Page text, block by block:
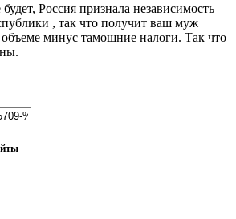
Россия признала независимость
, так что получит ваш муж
минус тамошние налоги. Так что